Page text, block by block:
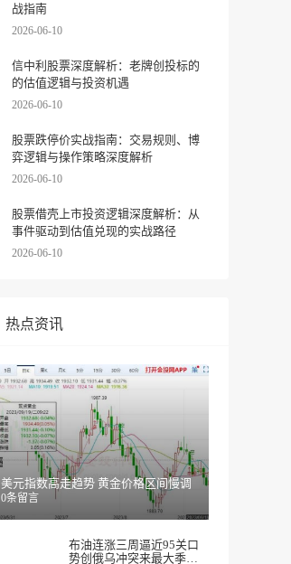
战指南
2026-06-10
信中利股票深度解析：老牌创投标的
的估值逻辑与投资机遇
2026-06-10
股票跌停价实战指南：交易规则、博
弈逻辑与操作策略深度解析
2026-06-10
股票借壳上市投资逻辑深度解析：从
事件驱动到估值兑现的实战路径
2026-06-10
热点资讯
美元指数高走趋势 黄金价格区间慢调
0条留言
布油连涨三周逼近95关口
势创俄乌冲突来最大季度